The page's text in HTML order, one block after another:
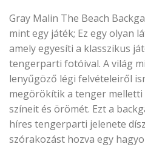
Gray Malin The Beach
mint egy játék; Ez egy olyan
amely egyesíti a klasszikus
tengerparti fotóival. A világ
lenyűgöző légi felvételeiről
megörökítik a tenger
színeit és örömét. Ezt a
híres tengerparti jelenete
szórakozást hozva egy